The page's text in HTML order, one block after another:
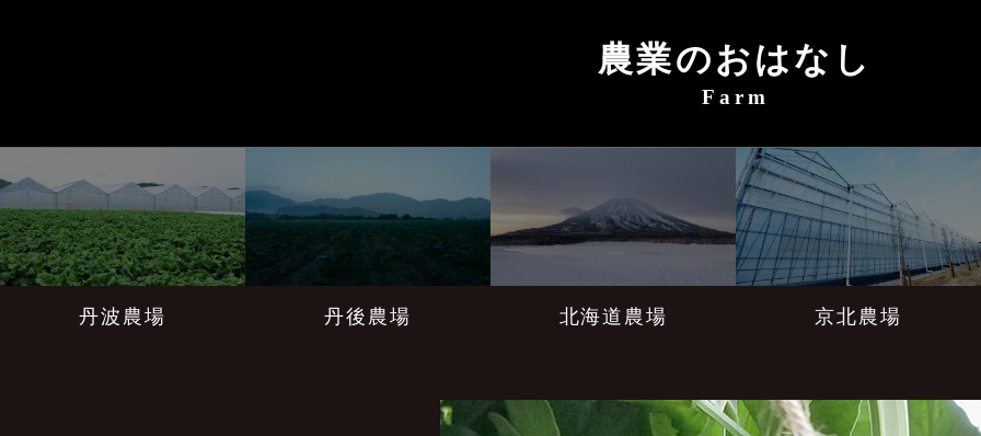
農業のおはなし
Farm
丹波農場 丹後農場 北海道農場 京北農場